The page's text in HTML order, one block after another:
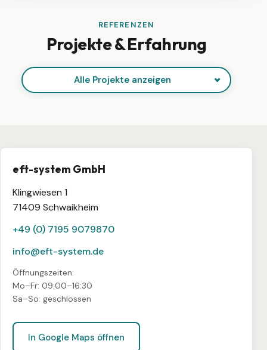
REFERENZEN
Projekte & Erfahrung
Alle Projekte anzeigen
eft-system GmbH
Klingwiesen 1
71409 Schwaikheim
+49 (0) 7195 9079870
info@eft-system.de
Öffnungszeiten:
Mo–Fr: 09:00–16:30
Sa–So: geschlossen
In Google Maps öffnen